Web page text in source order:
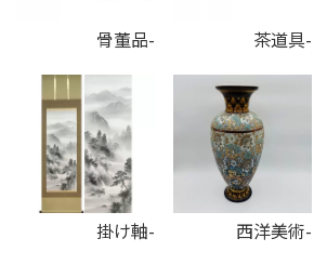
骨董品- 茶道具-
掛け軸- 西洋美術-